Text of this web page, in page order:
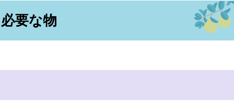
要な物